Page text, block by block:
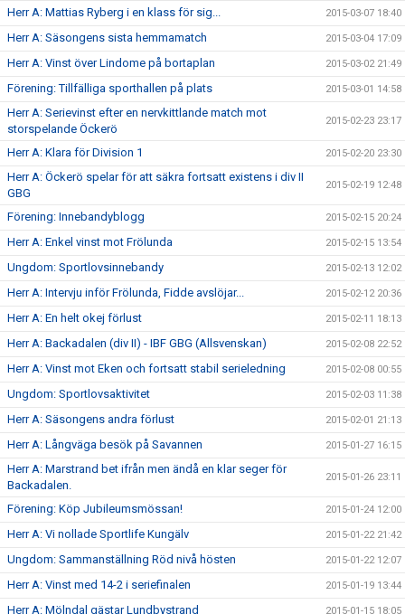
Herr A: Mattias Ryberg i en klass för sig... 2015-03-07 18:40
Herr A: Säsongens sista hemmamatch 2015-03-04 17:09
Herr A: Vinst över Lindome på bortaplan 2015-03-02 21:49
Förening: Tillfälliga sporthallen på plats 2015-03-01 14:58
Herr A: Serievinst efter en nervkittlande match mot
storspelande Öckerö
2015-02-23 23:17
Herr A: Klara för Division 1 2015-02-20 23:30
Herr A: Öckerö spelar för att säkra fortsatt existens i div II
GBG
2015-02-19 12:48
Förening: Innebandyblogg 2015-02-15 20:24
Herr A: Enkel vinst mot Frölunda 2015-02-15 13:54
Ungdom: Sportlovsinnebandy 2015-02-13 12:02
Herr A: Intervju inför Frölunda, Fidde avslöjar... 2015-02-12 20:36
Herr A: En helt okej förlust 2015-02-11 18:13
Herr A: Backadalen (div II) - IBF GBG (Allsvenskan) 2015-02-08 22:52
Herr A: Vinst mot Eken och fortsatt stabil serieledning 2015-02-08 00:55
Ungdom: Sportlovsaktivitet 2015-02-03 11:38
Herr A: Säsongens andra förlust 2015-02-01 21:13
Herr A: Långväga besök på Savannen 2015-01-27 16:15
Herr A: Marstrand bet ifrån men ändå en klar seger för
Backadalen.
2015-01-26 23:11
Förening: Köp Jubileumsmössan! 2015-01-24 12:00
Herr A: Vi nollade Sportlife Kungälv 2015-01-22 21:42
Ungdom: Sammanställning Röd nivå hösten 2015-01-22 12:07
Herr A: Vinst med 14-2 i seriefinalen 2015-01-19 13:44
Herr A: Mölndal gästar Lundbystrand 2015-01-15 18:05